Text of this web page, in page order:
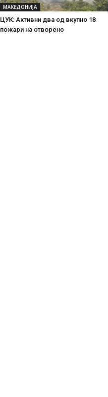
МАКЕДОНИЈА
ЦУК: Активни два од вкупно 18
пожари на отворено